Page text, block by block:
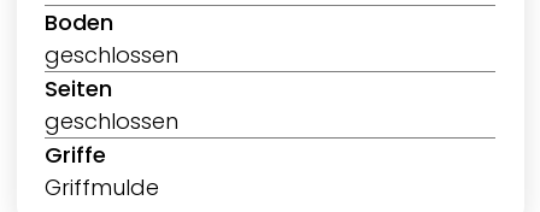
Boden
geschlossen
Seiten
geschlossen
Griffe
Griffmulde